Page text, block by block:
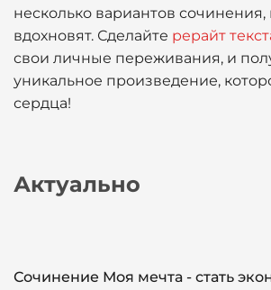
несколько вариантов сочинения,
вдохновят. Сделайте рерайт
свои личные переживания, и
уникальное произведение,
сердца!
Актуально
Сочинение Моя мечта - стать